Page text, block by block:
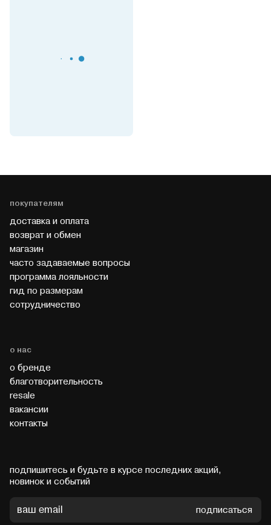
покупателям
доставка и оплата
возврат и обмен
магазин
часто задаваемые вопросы
программа лояльности
гид по размерам
cотрудничество
о нас
о бренде
благотворительность
resale
вакансии
контакты
подпишитесь и будьте в курсе последних акций,
новинок и событий
подписаться